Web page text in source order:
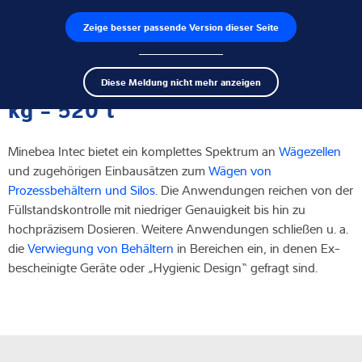
Zeige besser passende Version dieser Seite
Diese Meldung nicht mehr anzeigen
Produktfinder Jobs
Search
term
Wägeelektroniken
Industriewaagen
Inspektionslösungen
Software
Individuelle Lösungen
Behälter- und Silowaagen 500
kg - 520 t
Minebea Intec bietet ein komplettes Spektrum an Wägezellen
und zugehörigen Einbausätzen zum Wägen von
Prozessbehältern und Silos. Die Anwendungen reichen von der
Füllstandskontrolle mit niedriger Genauigkeit bis hin zu
hochpräzisem Dosieren. Weitere Anwendungen schließen u. a.
dieVerwiegung von Behältern in Bereichen ein, in denen Ex-
bescheinigte Geräte oder „Hygienic Design“ gefragt sind.